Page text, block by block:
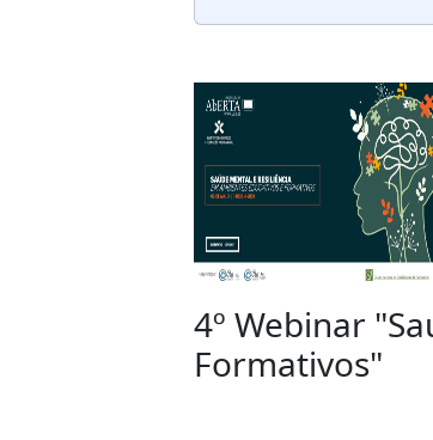
4º Webinar
Formativos"